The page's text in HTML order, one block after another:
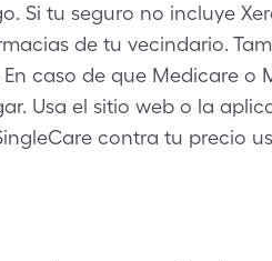
Si tu seguro no incluye
de tu vecindario.
caso de que Medicare o
Usa el sitio web o la
contra tu precio